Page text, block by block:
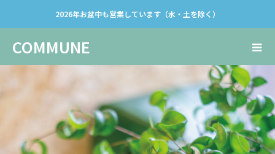
2026年お盆中も営業しています（水・土を除く）
COMMUNE